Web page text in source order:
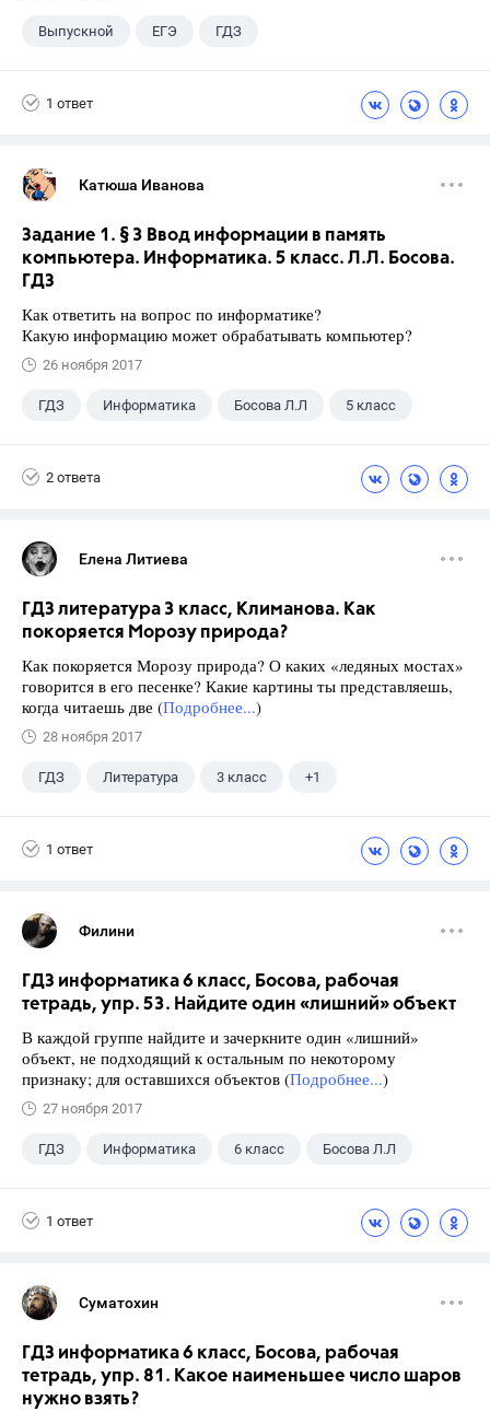
Выпускной ЕГЭ ГДЗ
1 ответ
Катюша Иванова
Задание 1. § 3 Ввод информации в память
компьютера. Информатика. 5 класс. Л.Л. Босова.
ГДЗ
Как ответить на вопрос по информатике?
Какую информацию может обрабатывать компьютер?
26 ноября 2017
ГДЗ Информатика Босова Л.Л 5 класс
2 ответа
Елена Литиева
ГДЗ литература 3 класс, Климанова. Как
покоряется Морозу природа?
Как покоряется Морозу природа? О каких «ледяных мостах»
говорится в его песенке? Какие картины ты представляешь,
когда читаешь две (Подробнее...)
28 ноября 2017
ГДЗ Литература 3 класс +1
1 ответ
Филини
ГДЗ информатика 6 класс, Босова, рабочая
тетрадь, упр. 53. Найдите один «лишний» объект
В каждой группе найдите и зачеркните один «лишний»
объект, не подходящий к остальным по некоторому
признаку; для оставшихся объектов (Подробнее...)
27 ноября 2017
ГДЗ Информатика 6 класс Босова Л.Л
1 ответ
Суматохин
ГДЗ информатика 6 класс, Босова, рабочая
тетрадь, упр. 81. Какое наименьшее число шаров
нужно взять?